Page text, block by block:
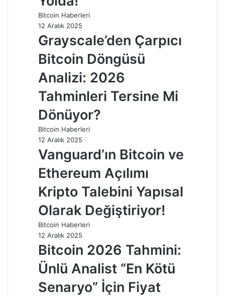
Bitcoin Haberleri
12 Aralık 2025
Grayscale’den Çarpıcı
Bitcoin Döngüsü
Analizi: 2026
Tahminleri Tersine Mi
Dönüyor?
Bitcoin Haberleri
12 Aralık 2025
Vanguard’ın Bitcoin ve
Ethereum Açılımı
Kripto Talebini Yapısal
Olarak Değiştiriyor!
Bitcoin Haberleri
12 Aralık 2025
Bitcoin 2026 Tahmini:
Ünlü Analist “En Kötü
Senaryo” İçin Fiyat